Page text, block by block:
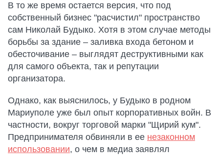
В то же время остается версия, что под
собственный бизнес "расчистил" пространство
сам Николай Будыко. Хотя в этом случае методы
борьбы за здание – заливка входа бетоном и
обесточивание – выглядят деструктивными как
для самого объекта, так и репутации
организатора.
Однако, как выяснилось, у Будыко в родном
Мариуполе уже был опыт корпоративных войн. В
частности, вокруг торговой марки "Щирий кум".
Предпринимателя обвиняли в ее незаконном
использовании, о чем в медиа заявлял